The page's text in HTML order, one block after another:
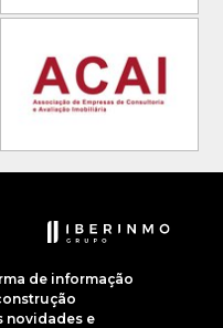
de informação
novidades e